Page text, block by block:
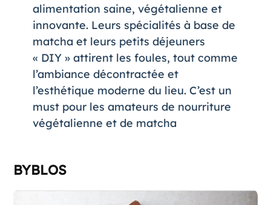
alimentation saine, végétalienne et
innovante. Leurs spécialités à base de
matcha et leurs petits déjeuners
« DIY » attirent les foules, tout comme
l’ambiance décontractée et
l’esthétique moderne du lieu. C’est un
must pour les amateurs de nourriture
végétalienne et de matcha​
BYBLOS